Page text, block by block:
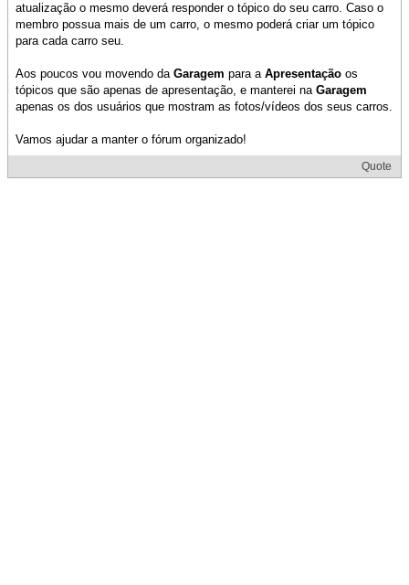
atualização o mesmo deverá responder o tópico do seu carro. Caso o
membro possua mais de um carro, o mesmo poderá criar um tópico
para cada carro seu.
Aos poucos vou movendo da Garagem para a Apresentação os
tópicos que são apenas de apresentação, e manterei na Garagem
apenas os dos usuários que mostram as fotos/vídeos dos seus carros.
Vamos ajudar a manter o fórum organizado!
Quote